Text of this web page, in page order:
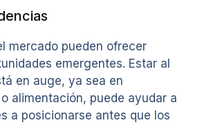
mercado pueden ofrecer
emergentes. Estar al
en auge, ya sea en
alimentación, puede ayudar a
a posicionarse antes que los